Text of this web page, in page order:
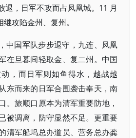
退，日军不攻而占凤凰城。11 月
攻陷金州、复州。
中国军队步步退守，九连、凤凰
在旦暮间轻取金、复二州。中国
，而日军则如鱼得水，越战越
东而来的日军合围袭击奉天，南
。旅顺口原本为清军重要防地，
被调离，防守显然不足。更重要
清军船坞总办道员、营务总办龚